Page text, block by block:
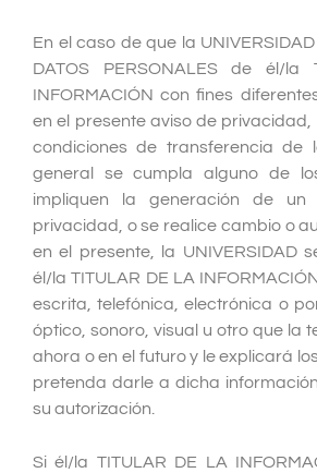
En el caso de que la
DATOS PERSONALES de él/la
INFORMACIÓN con fines
en el presente aviso de privacidad,
condiciones de transferencia de
general se cumpla alguno de
impliquen la generación de un
privacidad, o se realice cambio o
en el presente, la UNIVERSIDAD
él/la TITULAR DE LA
escrita, telefónica, electrónica o
óptico, sonoro, visual u otro que la
ahora o en el futuro y le explicará
pretenda darle a dicha
su autorización.
Si él/la TITULAR DE LA